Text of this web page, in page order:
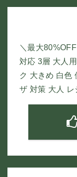
＼最大
対応 3層 大人
ク 大きめ 白色
ザ 対策 大人 レ